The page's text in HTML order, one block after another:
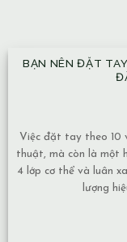
BẠN NÊN ĐẶT
Việc đặt tay theo 10
thuật, mà còn là một
4 lớp cơ thể và luân
lượng